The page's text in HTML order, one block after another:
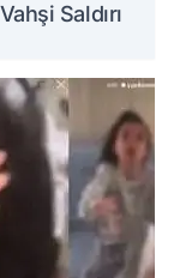
Saldırı